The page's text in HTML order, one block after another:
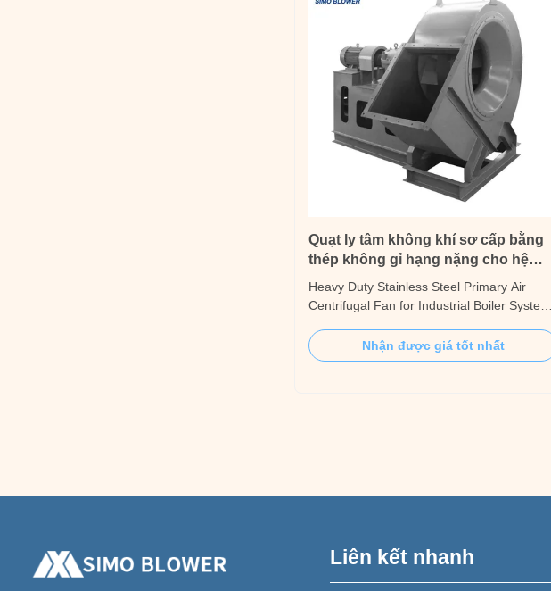
Quạt ly tâm không khí sơ cấp bằng
thép không gỉ hạng nặng cho hệ
thống nồi hơi công nghiệp
Heavy Duty Stainless Steel Primary Air
Centrifugal Fan for Industrial Boiler Systems
centrifugal fan is designed for industrial
boiler systems requiring stable airflow,
Nhận được giá tốt nhất
Liên kết nhanh